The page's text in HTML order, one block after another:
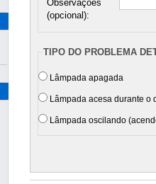
Observações
(opcional):
TIPO DO PROBLEMA
Lâmpada apagada
Lâmpada acesa durante o
Lâmpada oscilando